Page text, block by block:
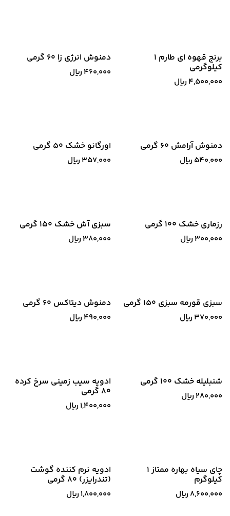
جدید! برنج قهوه ای طارم 1
کیلوگرمی
4,500,000 ﷼
دمنوش انرژی زا 60 گرمی
460,000 ﷼
دمنوش آرامش 60 گرمی
540,000 ﷼
اورگانو خشک 50 گرمی
357,000 ﷼
رزماری خشک 100 گرمی
300,000 ﷼
سبزی آش خشک 150 گرمی
380,000 ﷼
سبزی قورمه سبزی 150 گرمی
370,000 ﷼
دمنوش دیتاکس 60 گرمی
490,000 ﷼
شنبلیله خشک 100 گرمی
280,000 ﷼
ادویه سیب زمینی سرخ کرده
80 گرمی
1,400,000 ﷼
چای سیاه بهاره ممتاز 1
کیلوگرم
8,600,000﷼
ادویه نرم کننده گوشت
(تندرایزر) 80 گرمی
1,800,000 ﷼